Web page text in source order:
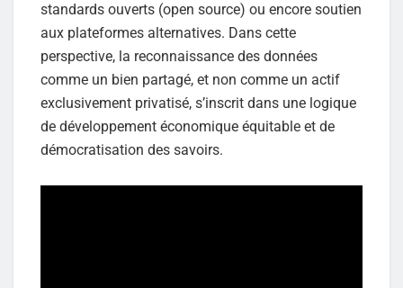
standards ouverts (open source) ou encore soutien
aux plateformes alternatives. Dans cette
perspective, la reconnaissance des données
comme un bien partagé, et non comme un actif
exclusivement privatisé, s’inscrit dans une logique
de développement économique équitable et de
démocratisation des savoirs.